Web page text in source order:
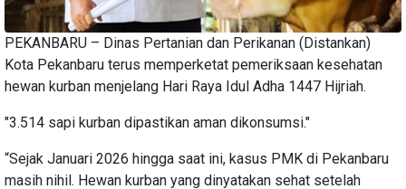
PEKANBARU – Dinas Pertanian dan Perikanan (Distankan)
Kota Pekanbaru terus memperketat pemeriksaan kesehatan
hewan kurban menjelang Hari Raya Idul Adha 1447 Hijriah.
"3.514 sapi kurban dipastikan aman dikonsumsi."
“Sejak Januari 2026 hingga saat ini, kasus PMK di Pekanbaru
masih nihil. Hewan kurban yang dinyatakan sehat setelah